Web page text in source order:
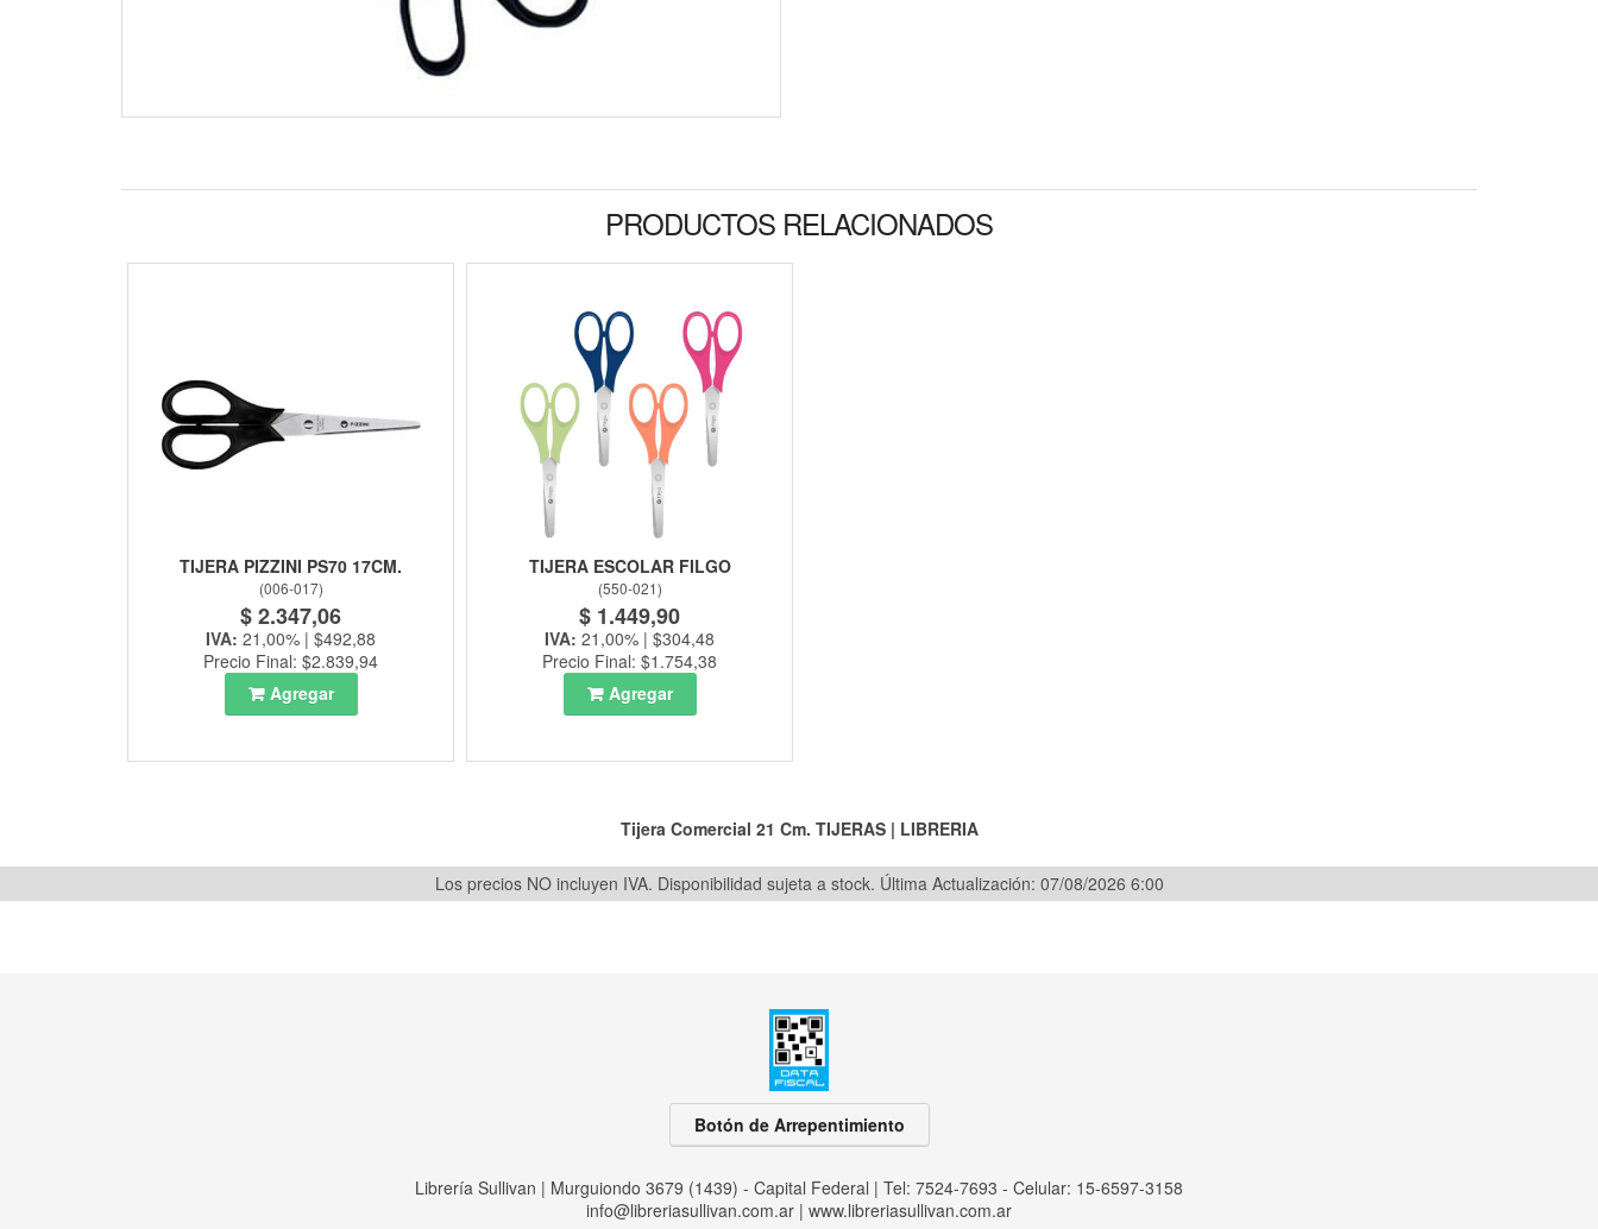
PRODUCTOS RELACIONADOS
TIJERA PIZZINI PS70 17CM.
(006-017)
$ 2.347,06
IVA: 21,00% | $492,88
Precio Final: $2.839,94
Agregar
TIJERA ESCOLAR FILGO
(550-021)
$ 1.449,90
IVA: 21,00% | $304,48
Precio Final: $1.754,38
Agregar
Tijera Comercial 21 Cm. TIJERAS| LIBRERIA
Los precios NO incluyen IVA. Disponibilidad sujeta a stock. Última Actualización: 07/08/2026 6:00
Botón de Arrepentimiento
Librería Sullivan | Murguiondo 3679 (1439) - Capital Federal | Tel: 7524-7693 - Celular: 15-6597-3158
info@libreriasullivan.com.ar | www.libreriasullivan.com.ar